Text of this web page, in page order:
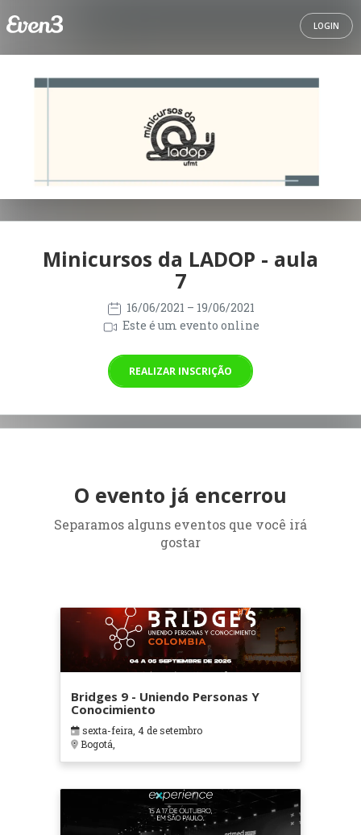
LOGIN
Minicursos da LADOP - aula
7
16/06/2021 – 19/06/2021
Este é um evento online
REALIZAR INSCRIÇÃO
O evento já encerrou
Separamos alguns eventos que você irá
gostar
Bridges 9 - Uniendo Personas Y
Conocimiento
sexta-feira, 4 de setembro
Bogotá,